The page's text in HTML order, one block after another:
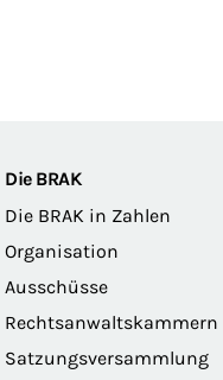
Die BRAK
Die BRAK in Zahlen
Organisation
Ausschüsse
Rechtsanwaltskammern
Satzungsversammlung